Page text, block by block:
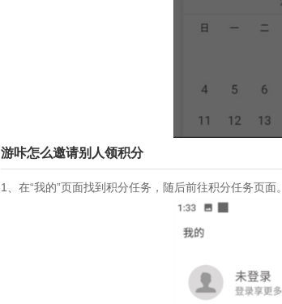
游咔怎么邀请别人领积分
1、在“我的”页面找到积分任务，随后前往积分任务页面。